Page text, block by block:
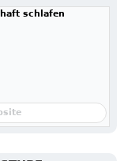
schlafen